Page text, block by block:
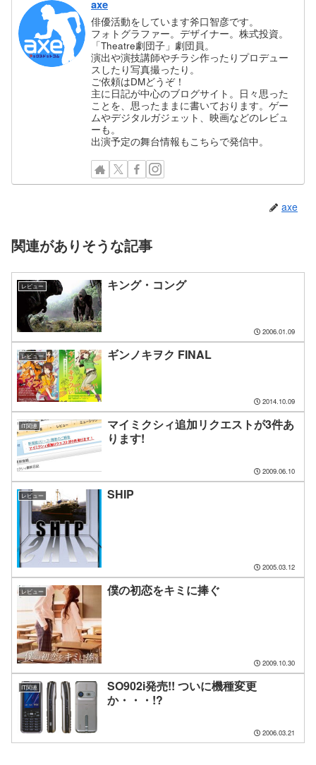
axe
俳優活動をしています斧口智彦です。
フォトグラファー。デザイナー。株式投資。
「Theatre劇団子」劇団員。
演出や演技講師やチラシ作ったりプロデュー
スしたり写真撮ったり。
ご依頼はDMどうぞ！
主に日記が中心のブログサイト。日々思った
ことを、思ったままに書いております。ゲー
ムやデジタルガジェット、映画などのレビュ
ーも。
出演予定の舞台情報もこちらで発信中。
axe
関連がありそうな記事
レビュー キング・コング
2006.01.09
レビュー ギンノキヲク FINAL
2014.10.09
IT関連
マイミクシィ追加リクエストが3件あ
ります!
2009.06.10
レビュー SHIP
2005.03.12
レビュー 僕の初恋をキミに捧ぐ
2009.10.30
IT関連
SO902i発売!! ついに機種変更
か・・・!?
2006.03.21